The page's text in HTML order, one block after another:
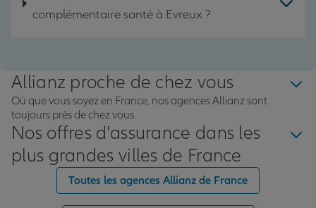
complémentaire santé à Evreux ?
Allianz proche de chez vous
Où que vous soyez en France, nos agences Allianz sont
toujours près de chez vous.
Nos offres d'assurance dans les
plus grandes villes de France
Toutes les agences Allianz de France